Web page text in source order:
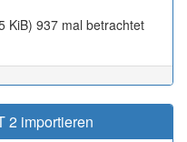
KiB) 937 mal betrachtet
2 importieren